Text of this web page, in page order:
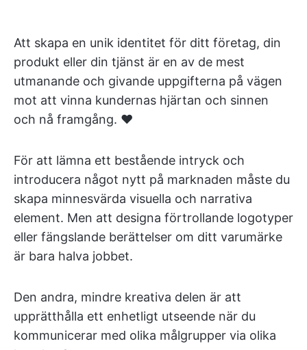
Att skapa en unik identitet för ditt företag, din
produkt eller din tjänst är en av de mest
utmanande och givande uppgifterna på vägen
mot att vinna kundernas hjärtan och sinnen
och nå framgång. ♥️
För att lämna ett bestående intryck och
introducera något nytt på marknaden måste du
skapa minnesvärda visuella och narrativa
element. Men att designa förtrollande logotyper
eller fängslande berättelser om ditt varumärke
är bara halva jobbet.
Den andra, mindre kreativa delen är att
upprätthålla ett enhetligt utseende när du
kommunicerar med olika målgrupper via olika